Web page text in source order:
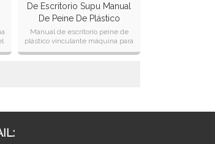
De Escritorio Supu Manual
De Peine De Plástico
Vinculante Máquina
Manual de escritorio peine de
plástico vinculante máquina para
uso de oficina de tono: 14.25mm de